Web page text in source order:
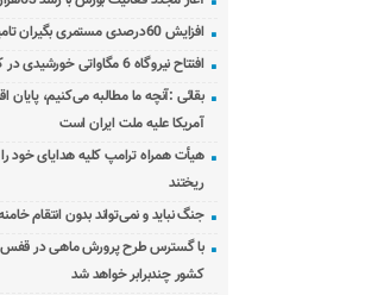
افزایش 60درصدی مستمری بگیران تامین اجتماعی
افتتاح نیروگاه 6 مگاواتی خورشیدی در کجور مازندران
بقائی :آنچه ما مطالبه می‌کنیم، پایان
آمریکا علیه ملت ایران است
هیأت همراه ترامپ کلیه هدایای خود
ریختند
جنگ نباید و نمی‌تواند بدون انتقام
با گسترس طرح پرورش ماهی در قفس
کشور چندبرابر خواهد شد